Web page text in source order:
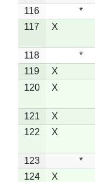
116
*
117
X
118 *
119
X
120
X
121 X
122
X
123 *
124
X